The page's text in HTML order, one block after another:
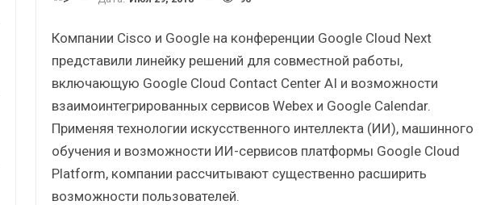
Компании Cisco и Google на конференции Google Cloud Next
представили линейку решений для совместной работы,
включающую Google Cloud Contact Center AI и возможности
взаимоинтегрированных сервисов Webex и Google Calendar.
Применяя технологии искусственного интеллекта (ИИ), машинного
обучения и возможности ИИ-сервисов платформы Google Cloud
Platform, компании рассчитывают существенно расширить
возможности пользователей.
Краткий статистический
ИБП
Подкосят ли глобальные угрозы
российский рынок ИБП?
ИБП
Отрасль ИБП в депрессии?